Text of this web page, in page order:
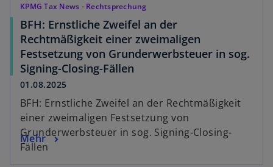
KPMG Tax News - Rechtsprechung
BFH: Ernstliche Zweifel an der
Rechtmäßigkeit einer zweimaligen
Festsetzung von Grunderwerbsteuer in sog.
Signing-Closing-Fällen
01.08.2025
BFH: Ernstliche Zweifel an der Rechtmäßigkeit
einer zweimaligen Festsetzung von
Grunderwerbsteuer in sog. Signing-Closing-
Fällen
Mehr